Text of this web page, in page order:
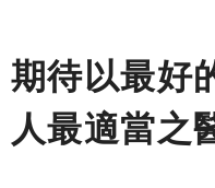
期待以最好
人最適當之